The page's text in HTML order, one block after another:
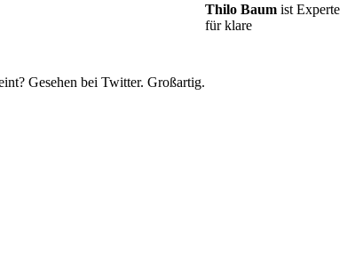
Gesehen bei Twitter. Großartig.
Thilo Baum ist Experte
für klare